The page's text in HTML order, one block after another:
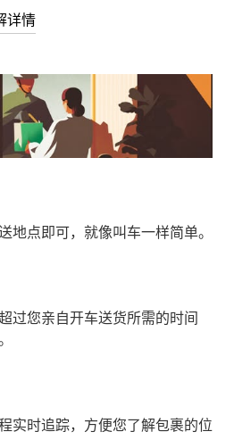
详情
地点即可，就像叫车一样简单。
过您亲自开车送货所需的时间
实时追踪，方便您了解包裹的位